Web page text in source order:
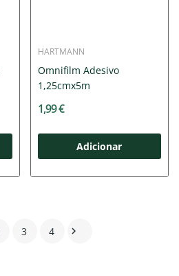
HARTMANN
Omnifilm Adesivo
1,25cmx5m
1,99 €
Adicionar
3 4 